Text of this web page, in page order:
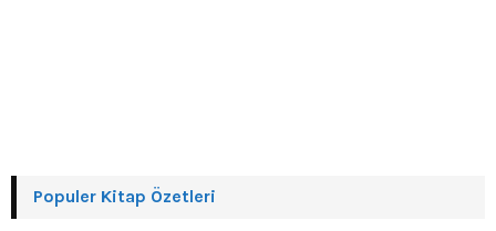
Populer Kitap Özetleri